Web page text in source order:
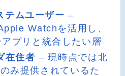
ムユーザー –
Watchを活用し、
プリと統合したい層
在住者 – 現時点では北
み提供されているた